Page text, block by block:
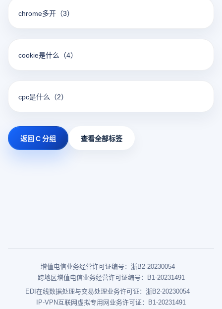
chrome多开 （3）
cookie是什么 （4）
cpc是什么 （2）
返回 C 分组 查看全部标签
增值电信业务经营许可证编号：浙B2-20230054
跨地区增值电信业务经营许可证编号：B1-20231491
EDI在线数据处理与交易处理业务许可证：浙B2-20230054
IP-VPN互联网虚拟专用网业务许可证：B1-20231491